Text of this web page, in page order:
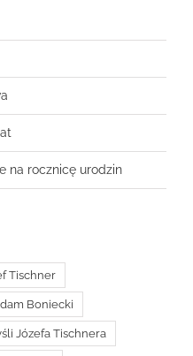
na rocznicę urodzin
Tischner
Boniecki
Józefa Tischnera